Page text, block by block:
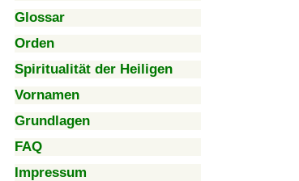
Glossar
Orden
Spiritualität der Heiligen
Vornamen
Grundlagen
FAQ
Impressum